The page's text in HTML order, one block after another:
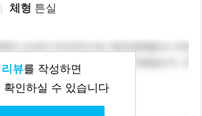
| 체형 튼실
뷰를 작성하면
확인하실 수 있습니다